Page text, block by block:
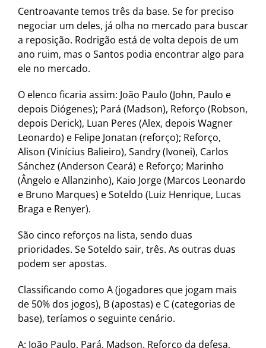
Centroavante temos três da base. Se for preciso
negociar um deles, já olha no mercado para buscar
a reposição. Rodrigão está de volta depois de um
ano ruim, mas o Santos podia encontrar algo para
ele no mercado.
O elenco ficaria assim: João Paulo (John, Paulo e
depois Diógenes); Pará (Madson), Reforço (Robson,
depois Derick), Luan Peres (Alex, depois Wagner
Leonardo) e Felipe Jonatan (reforço); Reforço,
Alison (Vinícius Balieiro), Sandry (Ivonei), Carlos
Sánchez (Anderson Ceará) e Reforço; Marinho
(Ângelo e Allanzinho), Kaio Jorge (Marcos Leonardo
e Bruno Marques) e Soteldo (Luiz Henrique, Lucas
Braga e Renyer).
São cinco reforços na lista, sendo duas
prioridades. Se Soteldo sair, três. As outras duas
podem ser apostas.
Classificando como A (jogadores que jogam mais
de 50% dos jogos), B (apostas) e C (categorias de
base), teríamos o seguinte cenário.
A: João Paulo, Pará, Madson, Reforço da defesa,